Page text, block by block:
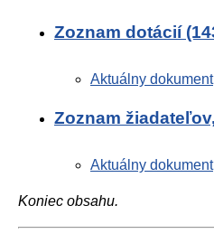
Zoznam dotácií
Aktuálny dokument
Zoznam
Aktuálny dokument
Koniec obsahu.